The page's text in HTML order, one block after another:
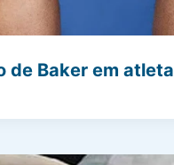
de Baker em